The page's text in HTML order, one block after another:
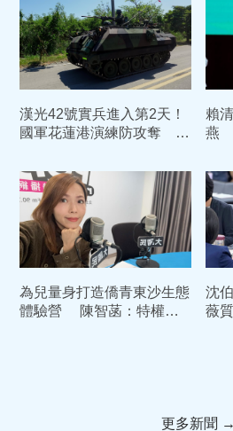
漢光42號實兵進入第2天！
國軍花蓮港演練防攻奪 部
賴
燕
為兒量身打造僑青東沙生態
體驗營 陳智菡：特權媽
沈
薇
更多新聞 →